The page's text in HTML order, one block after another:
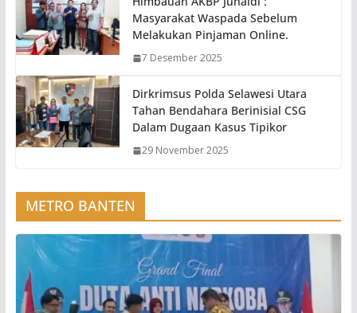
Masyarakat Waspada Sebelum
Melakukan Pinjaman Online.
7 Desember 2025
Dirkrimsus Polda Selawesi Utara
Tahan Bendahara Berinisial CSG
Dalam Dugaan Kasus Tipikor
29 November 2025
METRO BANTEN